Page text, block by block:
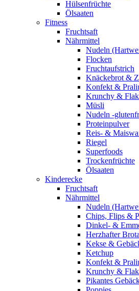
Hülsenfrüchte
Ölsaaten
Fitness
Fruchtsaft
Nährmittel
Nudeln
Flocken
Fruchtaufstrich
Knäckebrot &
Konfekt &
Krunchy &
Müsli
Nudeln -
Proteinpulver
Reis- &
Riegel
Superfoods
Trockenfrüchte
Ölsaaten
Kinderecke
Fruchtsaft
Nährmittel
Nudeln
Chips, Flips &
Dinkel- &
Herzhafter
Kekse &
Ketchup
Konfekt &
Krunchy &
Pikantes